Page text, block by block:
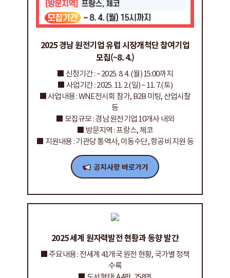
2025 경남 원전기업 유럽 시장개척단 참여기업
모집(~8. 4.)
■ 신청기간 : ~ 2025. 8. 4. (월) 15:00까지
■ 사업기간 : 2025. 11. 2.(일) ~ 11. 7.(토)
■ 사업내용 : WNE전시회 참가, B2B 미팅, 산업시찰
등
■ 모집규모 : 경남 원전기업 10개사 내외
■ 방문지역 : 프랑스, 체코
■ 지원내용 : 기관당 통역사, 이동수단, 항공비 지원 등
2025 세계 원자력발전 현황과 동향 발간
■ 주요내용 : 전세계 41개국 원전 현황, 국가별 정책
수록